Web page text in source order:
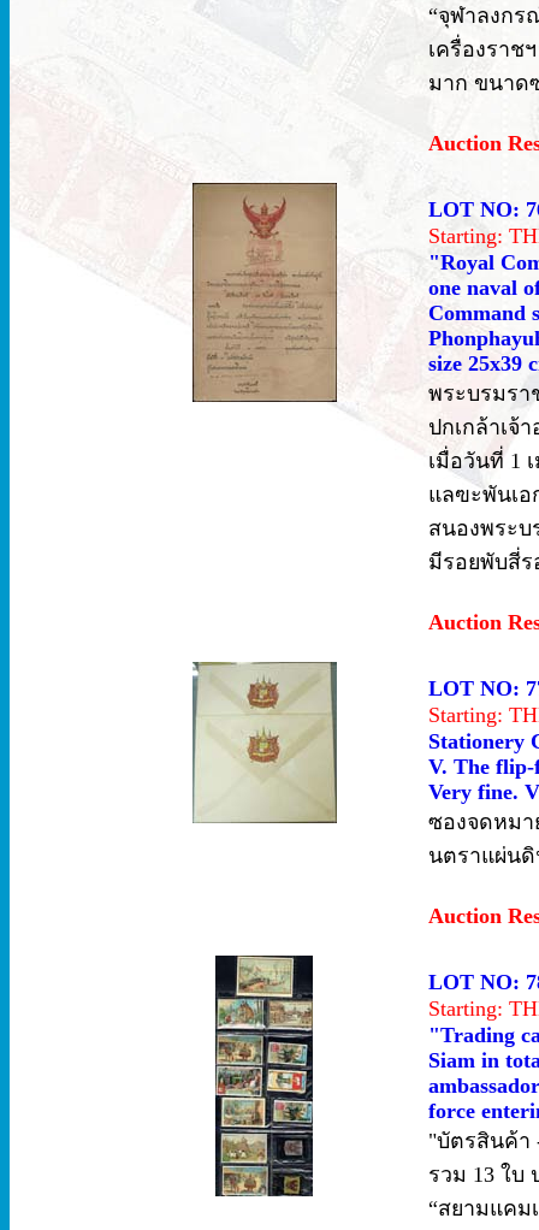
“จุฬาลงก
เครื่องราช
มาก ขนาด
Auction
LOT NO:
Starting:
"Royal
one naval
Command
size 25x39
พระบรมรา
ปกเกล้าเจ้
เมื่อวันที่ 1
แลฃะพันเ
สนองพระบ
มีรอยพับสี่ร
Auction
LOT NO:
Starting:
Stationery
V. The flip-
Very fine.
ซองจดหมา
นตราแผ่นดิ
Auction
LOT NO:
Starting:
"Trading
Siam in
force
"บัตรสินค้า
รวม 13 ใบ
“สยามแคม